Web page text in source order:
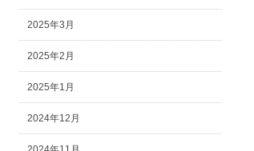
2025年3月
2025年2月
2025年1月
2024年12月